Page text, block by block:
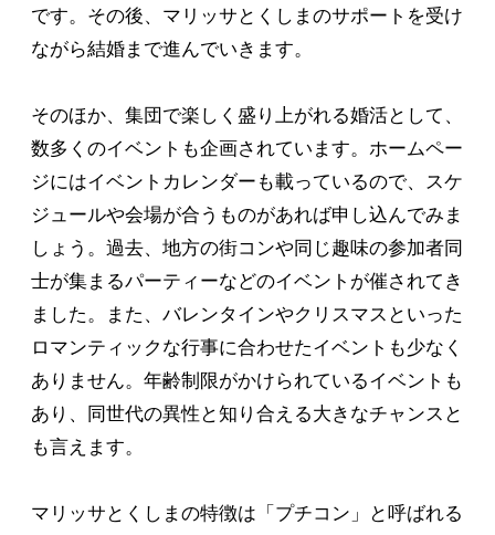
です。その後、マリッサとくしまのサポートを受け
ながら結婚まで進んでいきます。
そのほか、集団で楽しく盛り上がれる婚活として、
数多くのイベントも企画されています。ホームペー
ジにはイベントカレンダーも載っているので、スケ
ジュールや会場が合うものがあれば申し込んでみま
しょう。過去、地方の街コンや同じ趣味の参加者同
士が集まるパーティーなどのイベントが催されてき
ました。また、バレンタインやクリスマスといった
ロマンティックな行事に合わせたイベントも少なく
ありません。年齢制限がかけられているイベントも
あり、同世代の異性と知り合える大きなチャンスと
も言えます。
マリッサとくしまの特徴は「プチコン」と呼ばれる